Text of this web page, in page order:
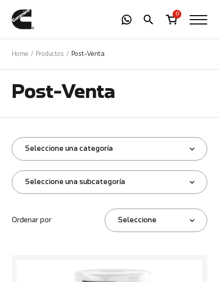
0
Home Productos Post-Venta
Post-Venta
Seleccione una categoría
Seleccione una subcategoría
Ordenar por Seleccione